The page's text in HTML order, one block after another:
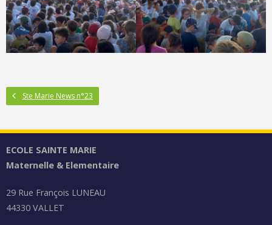
Ste Marie News n°23
ECOLE SAINTE MARIE
Maternelle & Elementaire
29 Rue François LUNEAU
44330 VALLET